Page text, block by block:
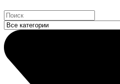
Search
...